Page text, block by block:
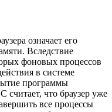
означает его
Вследствие
фоновых процессов
в системе
программы
считает, что браузер уже
все процессы